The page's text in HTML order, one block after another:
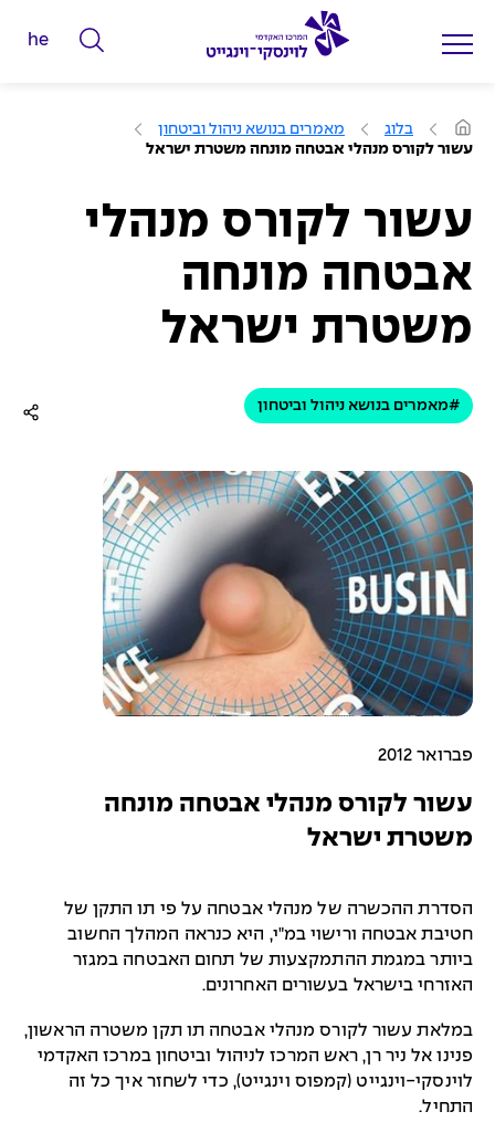
ה
י
ל
he
ע
מ
ו
ב
י
בלוג
מאמרים בנושא ניהול וביטחון
עשור לקורס מנהלי אבטחה מונחה משטרת ישראל
עשור לקורס מנהלי
אבטחה מונחה
משטרת ישראל
#מאמרים בנושא ניהול וביטחון
פברואר 2012
עשור לקורס מנהלי אבטחה מונחה
משטרת ישראל
הסדרת ההכשרה של מנהלי אבטחה על פי תו התקן של
חטיבת אבטחה ורישוי במ"י, היא כנראה המהלך החשוב
ביותר במגמת ההתמקצעות של תחום האבטחה במגזר
האזרחי בישראל בעשורים האחרונים.
במלאת עשור לקורס מנהלי אבטחה תו תקן משטרה הראשון,
פנינו אל ניר רן, ראש המרכז לניהול וביטחון במרכז האקדמי
לוינסקי-וינגייט (קמפוס וינגייט), כדי לשחזר איך כל זה
התחיל.